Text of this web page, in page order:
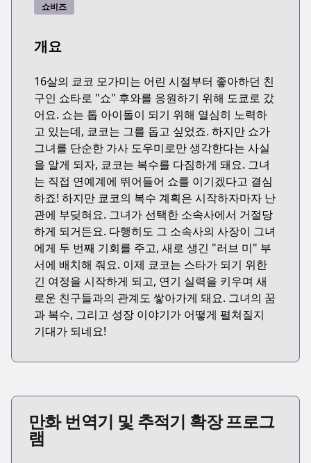
쇼비즈
개요
16살의 쿄코 모가미는 어린 시절부터 좋아하던 친
구인 쇼타로 "쇼" 후와를 응원하기 위해 도쿄로 갔
어요. 쇼는 톱 아이돌이 되기 위해 열심히 노력하
고 있는데, 쿄코는 그를 돕고 싶었죠. 하지만 쇼가
그녀를 단순한 가사 도우미로만 생각한다는 사실
을 알게 되자, 쿄코는 복수를 다짐하게 돼요. 그녀
는 직접 연예계에 뛰어들어 쇼를 이기겠다고 결심
하죠! 하지만 쿄코의 복수 계획은 시작하자마자 난
관에 부딪혀요. 그녀가 선택한 소속사에서 거절당
하게 되거든요. 다행히도 그 소속사의 사장이 그녀
에게 두 번째 기회를 주고, 새로 생긴 "러브 미" 부
서에 배치해 줘요. 이제 쿄코는 스타가 되기 위한
긴 여정을 시작하게 되고, 연기 실력을 키우며 새
로운 친구들과의 관계도 쌓아가게 돼요. 그녀의 꿈
과 복수, 그리고 성장 이야기가 어떻게 펼쳐질지
기대가 되네요!
만화 번역기 및 추적기 확장 프로그
램